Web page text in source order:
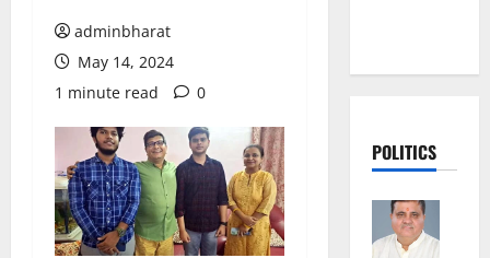
adminbharat
May 14, 2024
1 minute read
0
POLITICS